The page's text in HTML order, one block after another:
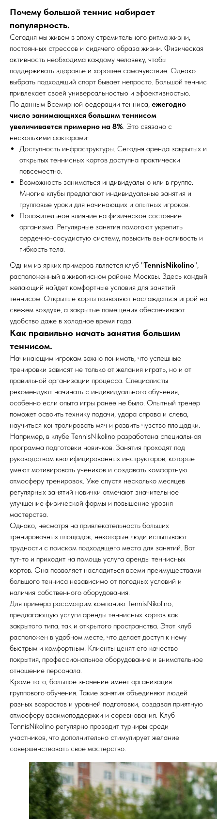
Почему большой теннис набирает
популярность.
Сегодня мы живем в эпоху стремительного ритма жизни,
постоянных стрессов и сидячего образа жизни. Физическая
активность необходима каждому человеку, чтобы
поддерживать здоровье и хорошее самочувствие. Однако
выбрать подходящий спорт бывает непросто. Большой теннис
привлекает своей универсальностью и эффективностью.
По данным Всемирной федерации тенниса, ежегодно
число занимающихся большим теннисом
увеличивается примерно на 8%. Это связано с
несколькими факторами:
Доступность инфраструктуры. Сегодня аренда закрытых и
открытых теннисных кортов доступна практически
повсеместно.
Возможность заниматься индивидуально или в группе.
Многие клубы предлагают индивидуальные занятия и
групповые уроки для начинающих и опытных игроков.
Положительное влияние на физическое состояние
организма. Регулярные занятия помогают укрепить
сердечно-сосудистую систему, повысить выносливость и
гибкость тела.
Одним из ярких примеров является клуб "TennisNikolino",
расположенный в живописном районе Москвы. Здесь каждый
желающий найдет комфортные условия для занятий
теннисом. Открытые корты позволяют наслаждаться игрой на
свежем воздухе, а закрытые помещения обеспечивают
удобство даже в холодное время года.
Как правильно начать занятия большим
теннисом.
Начинающим игрокам важно понимать, что успешные
тренировки зависят не только от желания играть, но и от
правильной организации процесса. Специалисты
рекомендуют начинать с индивидуального обучения,
особенно если опыта игры ранее не было. Опытный тренер
поможет освоить технику подачи, удара справа и слева,
научиться контролировать мяч и развить чувство площадки.
Например, в клубе TennisNikolino разработана специальная
программа подготовки новичков. Занятия проходят под
руководством квалифицированных инструкторов, которые
умеют мотивировать учеников и создавать комфортную
атмосферу тренировок. Уже спустя несколько месяцев
регулярных занятий новички отмечают значительное
улучшение физической формы и повышение уровня
мастерства.
Однако, несмотря на привлекательность больших
тренировочных площадок, некоторые люди испытывают
трудности с поиском подходящего места для занятий. Вот
тут-то и приходит на помощь услуга аренды теннисных
кортов. Она позволяет насладиться всеми преимуществами
большого тенниса независимо от погодных условий и
наличия собственного оборудования.
Для примера рассмотрим компанию TennisNikolino,
предлагающую услуги аренды теннисных кортов как
закрытого типа, так и открытого пространства. Этот клуб
расположен в удобном месте, что делает доступ к нему
быстрым и комфортным. Клиенты ценят его качество
покрытия, профессиональное оборудование и внимательное
отношение персонала.
Кроме того, большое значение имеет организация
группового обучения. Такие занятия объединяют людей
разных возрастов и уровней подготовки, создавая приятную
атмосферу взаимоподдержки и соревнования. Клуб
TennisNikolino регулярно проводит турниры среди
участников, что дополнительно стимулирует желание
совершенствовать свое мастерство.